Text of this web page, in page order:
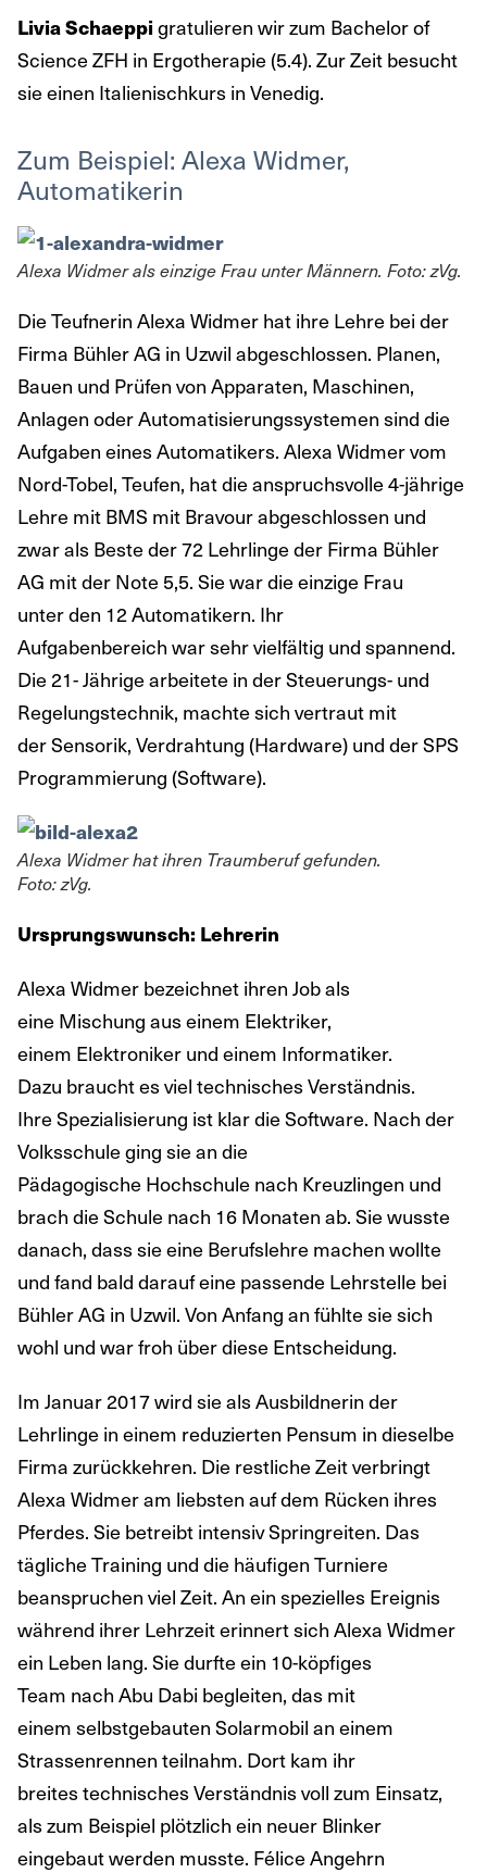
Livia Schaeppi gratulieren wir zum Bachelor of
Science ZFH in Ergotherapie (5.4). Zur Zeit besucht
sie einen Italienischkurs in Venedig.
Zum Beispiel: Alexa Widmer,
Automatikerin
Alexa Widmer als einzige Frau unter Männern. Foto: zVg.
Die Teufnerin Alexa Widmer hat ihre Lehre bei der
Firma Bühler AG in Uzwil abgeschlossen. Planen,
Bauen und Prüfen von Apparaten, Maschinen,
Anlagen oder Automatisierungssystemen sind die
Aufgaben eines Automatikers. Alexa Widmer vom
Nord-Tobel, Teufen, hat die anspruchsvolle 4-jährige
Lehre mit BMS mit Bravour abgeschlossen und
zwar als Beste der 72 Lehrlinge der Firma Bühler
AG mit der Note 5,5. Sie war die einzige Frau
unter den 12 Automatikern. Ihr
Aufgabenbereich war sehr vielfältig und spannend.
Die 21- Jährige arbeitete in der Steuerungs- und
Regelungstechnik, machte sich vertraut mit
der Sensorik, Verdrahtung (Hardware) und der SPS
Programmierung (Software).
Alexa Widmer hat ihren Traumberuf gefunden.
Foto: zVg.
Ursprungswunsch: Lehrerin
Alexa Widmer bezeichnet ihren Job als
eine Mischung aus einem Elektriker,
einem Elektroniker und einem Informatiker.
Dazu braucht es viel technisches Verständnis.
Ihre Spezialisierung ist klar die Software. Nach der
Volksschule ging sie an die
Pädagogische Hochschule nach Kreuzlingen und
brach die Schule nach 16 Monaten ab. Sie wusste
danach, dass sie eine Berufslehre machen wollte
und fand bald darauf eine passende Lehrstelle bei
Bühler AG in Uzwil. Von Anfang an fühlte sie sich
wohl und war froh über diese Entscheidung.
Im Januar 2017 wird sie als Ausbildnerin der
Lehrlinge in einem reduzierten Pensum in dieselbe
Firma zurückkehren. Die restliche Zeit verbringt
Alexa Widmer am liebsten auf dem Rücken ihres
Pferdes. Sie betreibt intensiv Springreiten. Das
tägliche Training und die häufigen Turniere
beanspruchen viel Zeit. An ein spezielles Ereignis
während ihrer Lehrzeit erinnert sich Alexa Widmer
ein Leben lang. Sie durfte ein 10-köpfiges
Team nach Abu Dabi begleiten, das mit
einem selbstgebauten Solarmobil an einem
Strassenrennen teilnahm. Dort kam ihr
breites technisches Verständnis voll zum Einsatz,
als zum Beispiel plötzlich ein neuer Blinker
eingebaut werden musste. Félice Angehrn